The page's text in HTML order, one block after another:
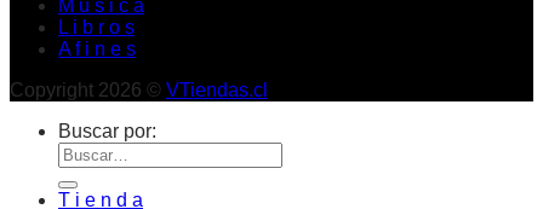
M u s i c a
L i b r o s
A f i n e s
Copyright 2026 © VTiendas.cl
Buscar por:
T i e n d a